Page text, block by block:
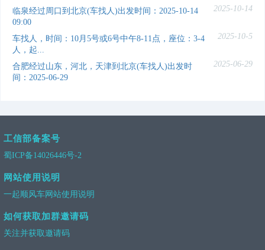
临泉经过周口到北京(车找人)出发时间：2025-10-14
09:00
2025-10-14
车找人，时间：10月5号或6号中午8-11点，座位：3-4
人，起...
2025-10-5
合肥经过山东，河北，天津到北京(车找人)出发时
间：2025-06-29
2025-06-29
工信部备案号
蜀ICP备14026446号-2
网站使用说明
一起顺风车网站使用说明
如何获取加群邀请码
关注并获取邀请码